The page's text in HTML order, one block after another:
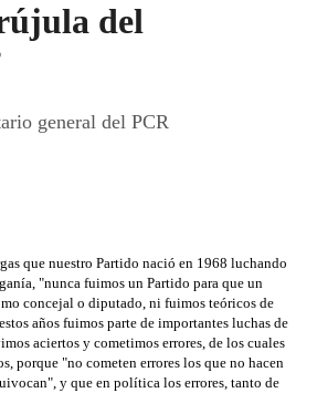
del
general del PCR
que nuestro Partido nació en 1968 luchando
"nunca fuimos un Partido para que un
concejal o diputado, ni fuimos teóricos de
años fuimos parte de importantes luchas de
aciertos y cometimos errores, de los cuales
porque "no cometen errores los que no hacen
y que en política los errores, tanto de